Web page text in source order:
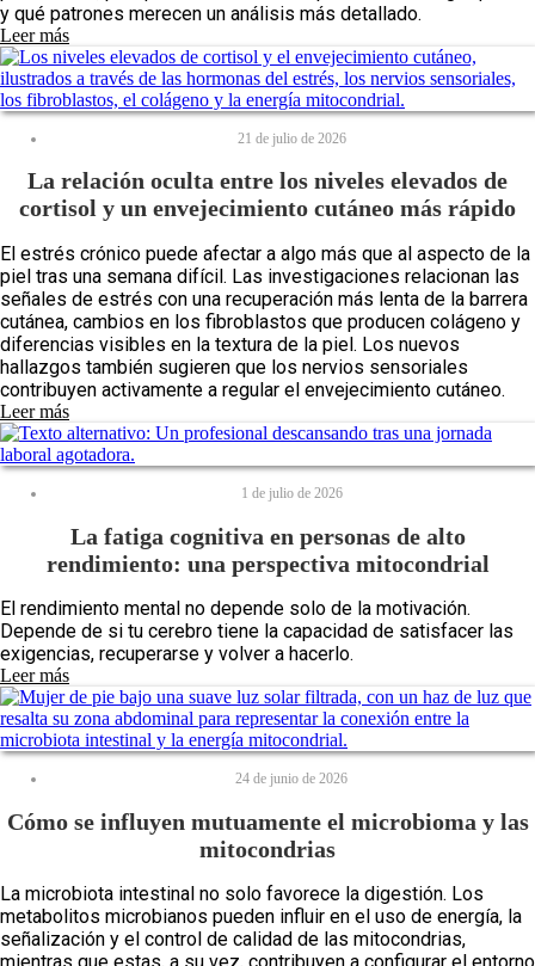
y qué patrones merecen un análisis más detallado.
Leer más
21 de julio de 2026
La relación oculta entre los niveles elevados de
cortisol y un envejecimiento cutáneo más rápido
El estrés crónico puede afectar a algo más que al aspecto de la
piel tras una semana difícil. Las investigaciones relacionan las
señales de estrés con una recuperación más lenta de la barrera
cutánea, cambios en los fibroblastos que producen colágeno y
diferencias visibles en la textura de la piel. Los nuevos
hallazgos también sugieren que los nervios sensoriales
contribuyen activamente a regular el envejecimiento cutáneo.
Leer más
1 de julio de 2026
La fatiga cognitiva en personas de alto
rendimiento: una perspectiva mitocondrial
El rendimiento mental no depende solo de la motivación.
Depende de si tu cerebro tiene la capacidad de satisfacer las
exigencias, recuperarse y volver a hacerlo.
Leer más
24 de junio de 2026
Cómo se influyen mutuamente el microbioma y las
mitocondrias
La microbiota intestinal no solo favorece la digestión. Los
metabolitos microbianos pueden influir en el uso de energía, la
señalización y el control de calidad de las mitocondrias,